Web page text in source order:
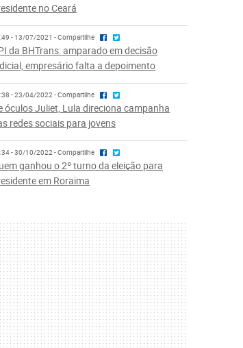
no Ceará
- 13/07/2021 - Compartilhe
da BHTrans: amparado em decisão
empresário falta a depoimento
- 23/04/2022 - Compartilhe
óculos Juliet, Lula direciona campanha
redes sociais para jovens
- 30/10/2022 - Compartilhe
ganhou o 2º turno da eleição para
em Roraima